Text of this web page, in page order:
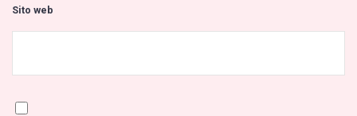
Sito web